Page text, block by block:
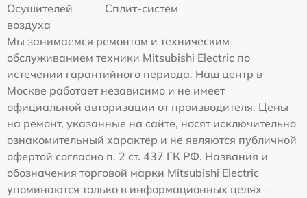
Осушителей
воздуха
Сплит-систем
Мы занимаемся ремонтом и техническим
обслуживанием техники Mitsubishi Electric по
истечении гарантийного периода. Наш центр в
Москве работает независимо и не имеет
официальной авторизации от производителя. Цены
на ремонт, указанные на сайте, носят исключительно
ознакомительный характер и не являются публичной
офертой согласно п. 2 ст. 437 ГК РФ. Названия и
обозначения торговой марки Mitsubishi Electric
упоминаются только в информационных целях —